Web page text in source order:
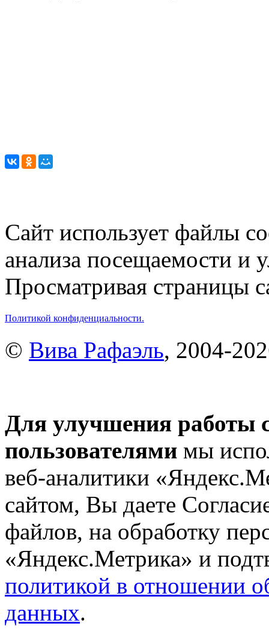
Сайт использует файлы
анализа посещаемости и
Просматривая страницы
Политикой конфиденциальности.
© Вива Рафаэль, 2004-
Для улучшения работы
пользователями мы
веб-аналитики
сайтом, Вы даете
файлов, на обработку
«Яндекс.Метрика» и
политикой в отношении
данных.